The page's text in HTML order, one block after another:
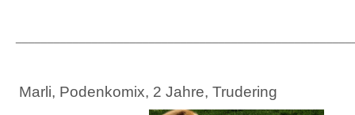
Marli, Podenkomix, 2 Jahre, Trudering